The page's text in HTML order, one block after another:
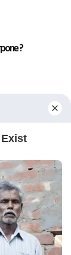
?
la fin d’un